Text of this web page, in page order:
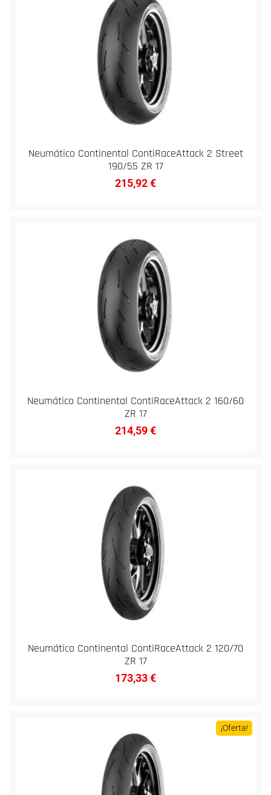
Neumático Continental ContiRaceAttack 2 Street
190/55 ZR 17
215,92€
Neumático Continental ContiRaceAttack 2 160/60
ZR 17
214,59€
Neumático Continental ContiRaceAttack 2 120/70
ZR 17
173,33€
¡Oferta!